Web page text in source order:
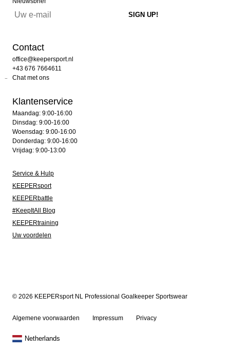
Contact
office@keepersport.nl
+43 676 7664611
Chat met ons
Klantenservice
Maandag: 9:00-16:00
Dinsdag: 9:00-16:00
Woensdag: 9:00-16:00
Donderdag: 9:00-16:00
Vrijdag: 9:00-13:00
Service & Hulp
KEEPERsport
KEEPERbattle
#KeepItAll Blog
KEEPERtraining
Uw voordelen
© 2026 KEEPERsport NL Professional Goalkeeper Sportswear
Algemene voorwaarden Impressum Privacy
Netherlands